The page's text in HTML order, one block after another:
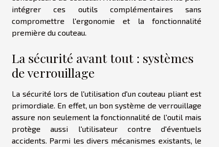
intégrer ces outils complémentaires sans
compromettre l'ergonomie et la fonctionnalité
première du couteau.
La sécurité avant tout : systèmes
de verrouillage
La sécurité lors de l'utilisation d'un couteau pliant est
primordiale. En effet, un bon système de verrouillage
assure non seulement la fonctionnalité de l'outil mais
protège aussi l'utilisateur contre d'éventuels
accidents. Parmi les divers mécanismes existants, le